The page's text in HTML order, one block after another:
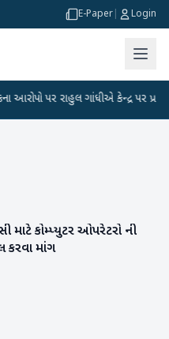
E-Paper Login
પર રાહુલ ગાંધીએ કેન્દ્ર પર પ્રહાર
માટે કોમ્પ્યુટર ઓપરેટરો ની
કરવા માંગ